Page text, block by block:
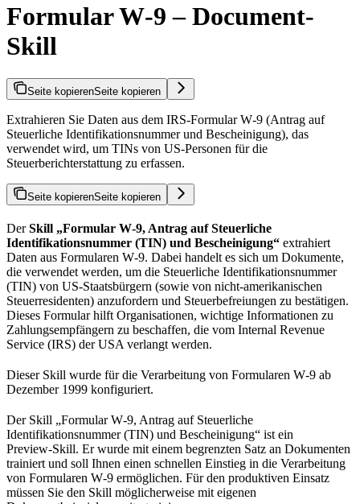
Formular W‑9 – Document-
Skill
Seite kopierenSeite kopieren
Extrahieren Sie Daten aus dem IRS-Formular W‑9 (Antrag auf
Steuerliche Identifikationsnummer und Bescheinigung), das
verwendet wird, um TINs von US‑Personen für die
Steuerberichterstattung zu erfassen.
Seite kopierenSeite kopieren
DerSkill „Formular W‑9, Antrag auf Steuerliche
Identifikationsnummer (TIN) und Bescheinigung“ extrahiert
Daten aus Formularen W‑9. Dabei handelt es sich um Dokumente,
die verwendet werden, um die Steuerliche Identifikationsnummer
(TIN) von US‑Staatsbürgern (sowie von nicht‑amerikanischen
Steuerresidenten) anzufordern und Steuerbefreiungen zu bestätigen.
Dieses Formular hilft Organisationen, wichtige Informationen zu
Zahlungsempfängern zu beschaffen, die vom Internal Revenue
Service (IRS) der USA verlangt werden.
Dieser Skill wurde für die Verarbeitung von Formularen W‑9 ab
Dezember 1999 konfiguriert.
Der Skill „Formular W‑9, Antrag auf Steuerliche
Identifikationsnummer (TIN) und Bescheinigung“ ist ein
Preview‑Skill. Er wurde mit einem begrenzten Satz an Dokumenten
trainiert und soll Ihnen einen schnellen Einstieg in die Verarbeitung
von Formularen W‑9 ermöglichen. Für den produktiven Einsatz
müssen Sie den Skill möglicherweise mit eigenen